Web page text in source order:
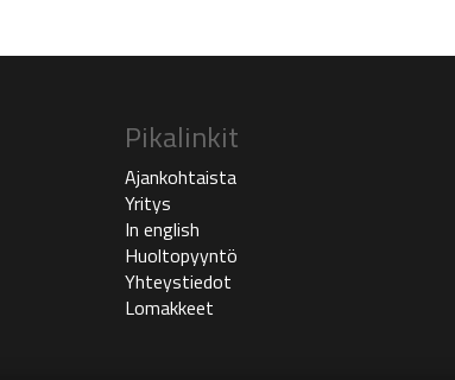
Pikalinkit
Ajankohtaista
Yritys
In english
Huoltopyyntö
Yhteystiedot
Lomakkeet